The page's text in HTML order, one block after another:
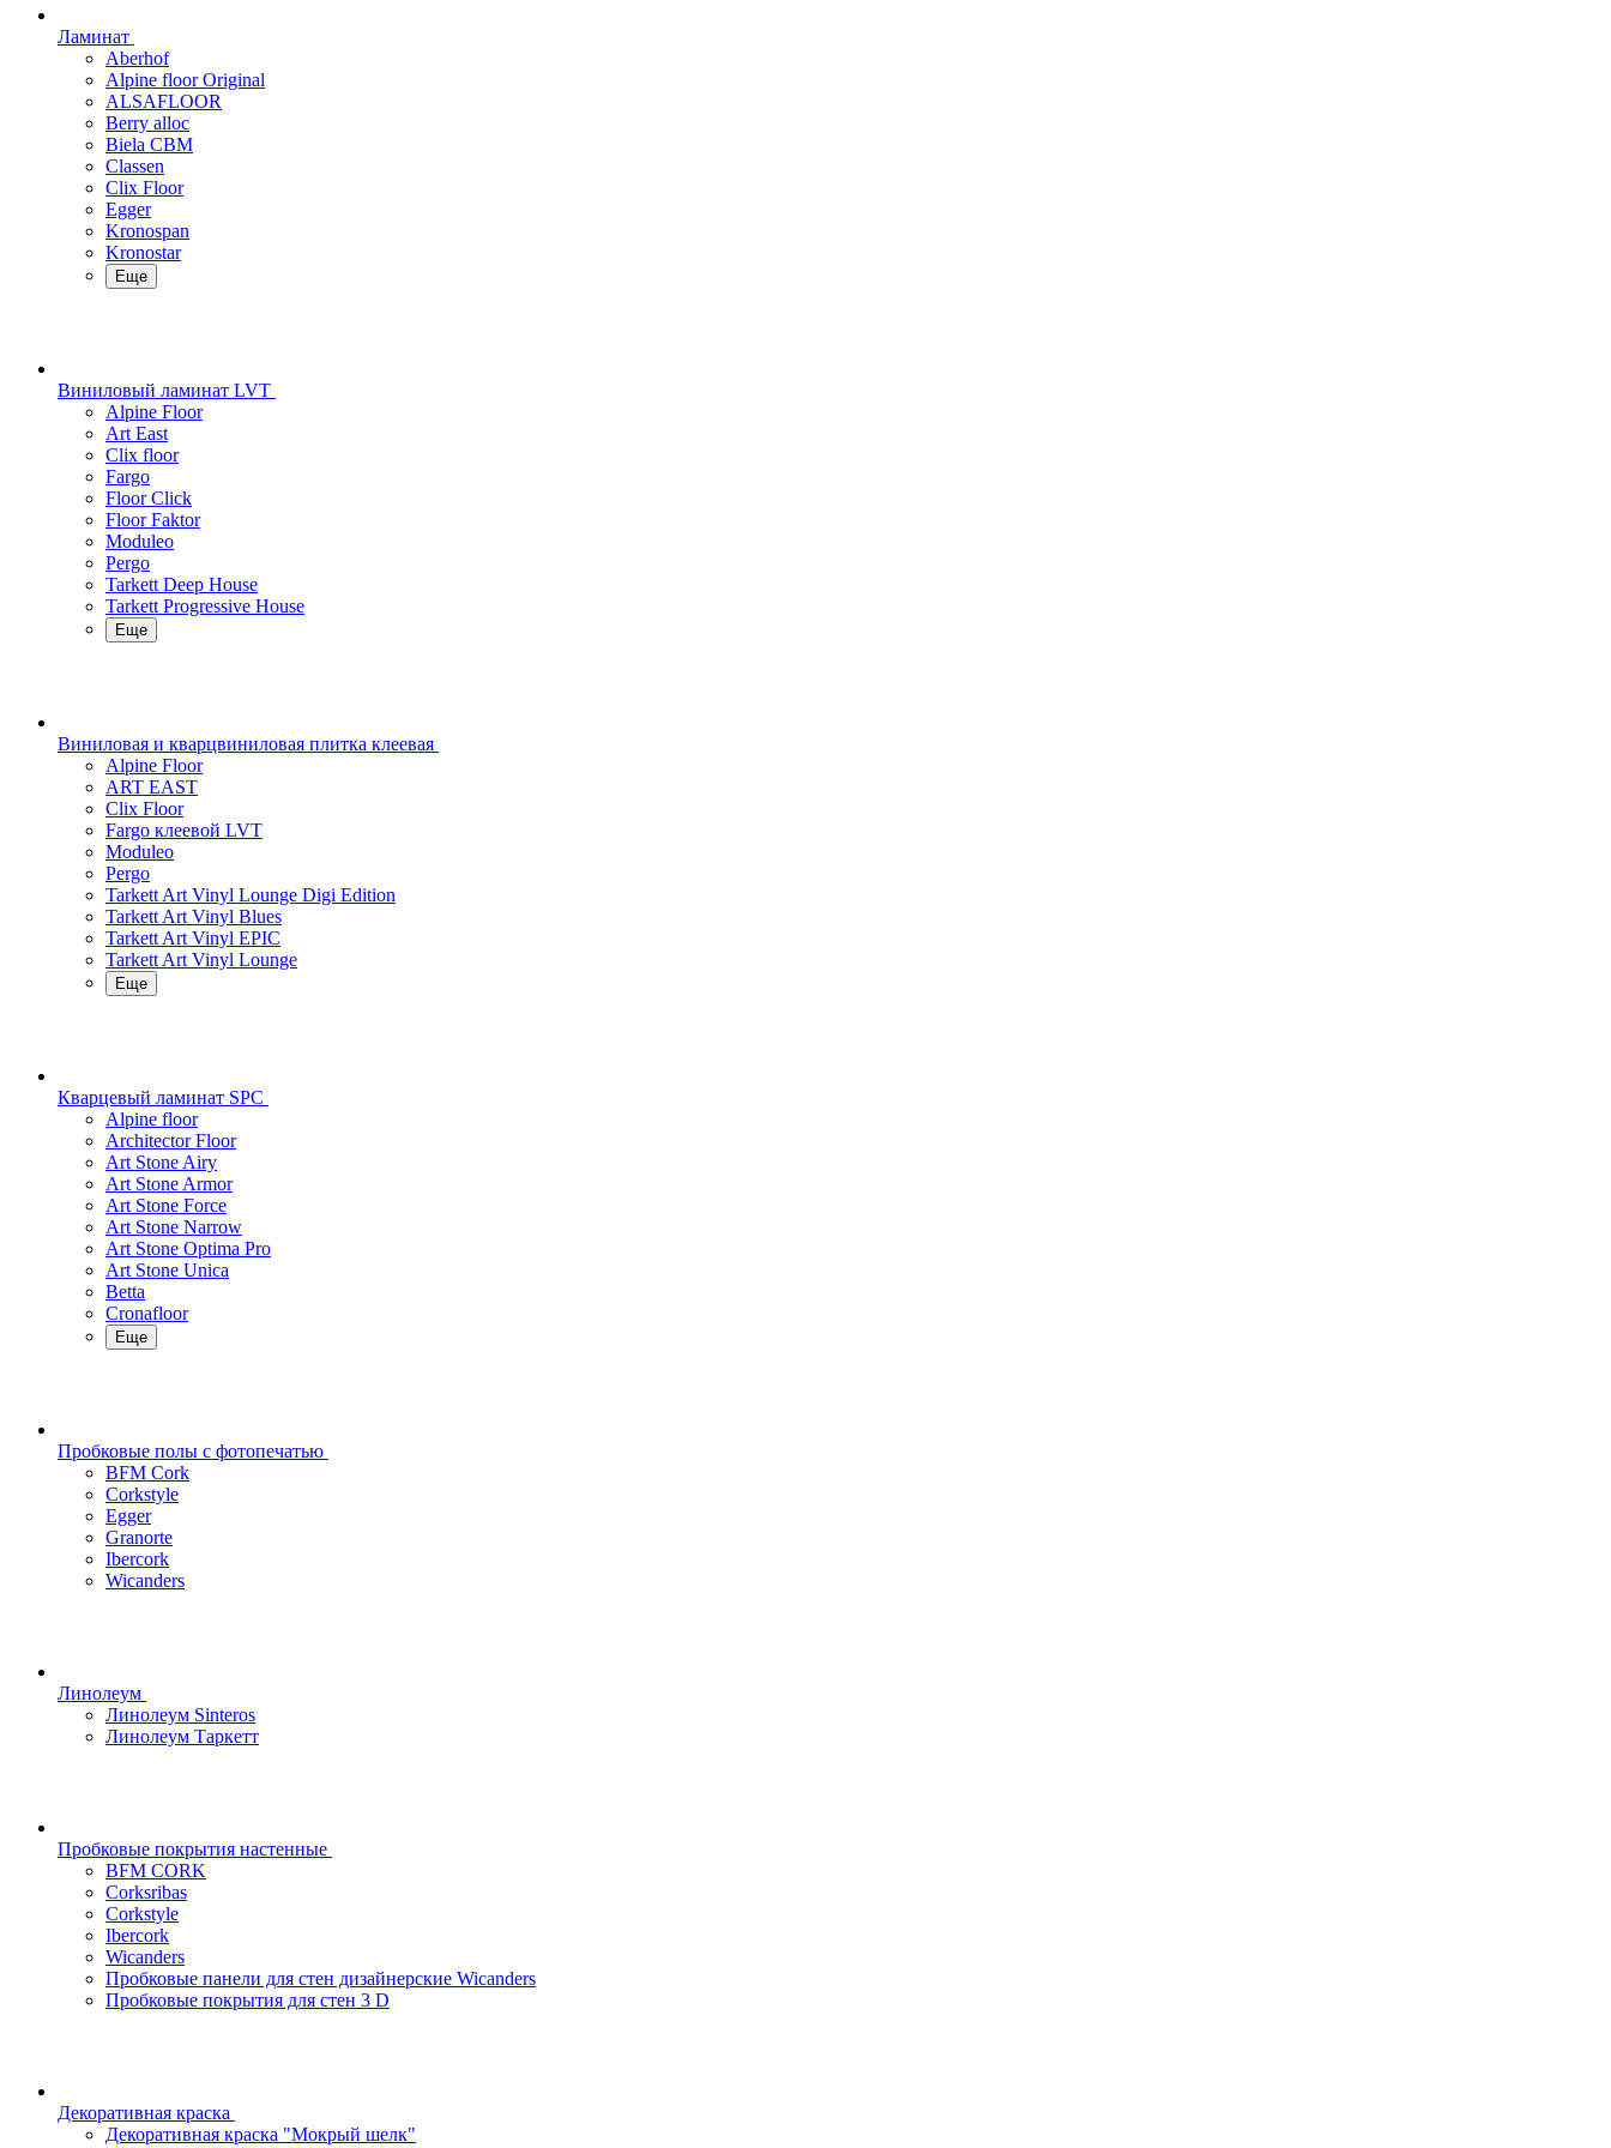
Ламинат
Aberhof
Alpine floor Original
ALSAFLOOR
Berry alloc
Biela CBM
Classen
Clix Floor
Egger
Kronospan
Kronostar
Еще
Виниловый ламинат LVT
Alpine Floor
Art East
Clix floor
Fargo
Floor Click
Floor Faktor
Moduleo
Pergo
Tarkett Deep House
Tarkett Progressive House
Еще
Виниловая и кварцвиниловая плитка клеевая
Alpine Floor
ART EAST
Clix Floor
Fargo клеевой LVT
Moduleo
Pergo
Tarkett Art Vinyl Lounge Digi Edition
Tarkett Art Vinyl Blues
Tarkett Art Vinyl EPIC
Tarkett Art Vinyl Lounge
Еще
Кварцевый ламинат SPC
Alpine floor
Architector Floor
Art Stone Airy
Art Stone Armor
Art Stone Force
Art Stone Narrow
Art Stone Optima Pro
Art Stone Unica
Betta
Cronafloor
Еще
Пробковые полы с фотопечатью
BFM Cork
Corkstyle
Egger
Granorte
Ibercork
Wicanders
Линолеум
Линолеум Sinteros
Линолеум Таркетт
Пробковые покрытия настенные
BFM CORK
Corksribas
Corkstyle
Ibercork
Wicanders
Пробковые панели для стен дизайнерские Wicanders
Пробковые покрытия для стен 3 D
Декоративная краска
Декоративная краска "Мокрый шелк"